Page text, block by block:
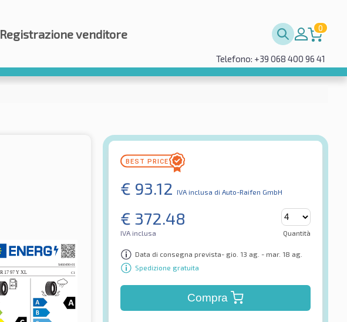
Registrazione venditore 0
Telefono: +39 068 400 96 41
€ 93.12 IVA inclusa di Auto-Raifen GmbH
€ 372.48
IVA inclusa Quantità
Data di consegna prevista- gio. 13 ag. - mar. 18 ag.
Spedizione gratuita
Compra